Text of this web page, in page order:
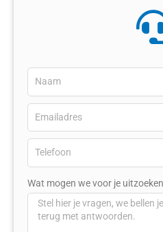
Wat mogen we voor je